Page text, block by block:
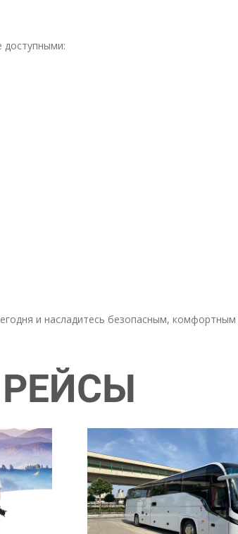
доступными:
и насладитесь безопасным,